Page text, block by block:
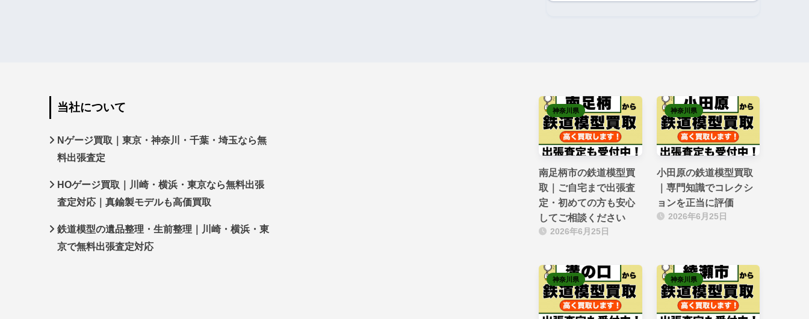
当社について
Nゲージ買取｜東京・神奈川・千葉・埼玉なら無
料出張査定
HOゲージ買取｜川崎・横浜・東京なら無料出張
査定対応｜真鍮製モデルも高価買取
鉄道模型の遺品整理・生前整理｜川崎・横浜・東
京で無料出張査定対応
南足柄市の鉄道模型買
取｜ご自宅まで出張査
定・初めての方も安心
してご相談ください
2026年6月25日
神奈川県
小田原の鉄道模型買取
｜専門知識でコレクシ
ョンを正当に評価
2026年6月25日
神奈川県
神奈川県 神奈川県